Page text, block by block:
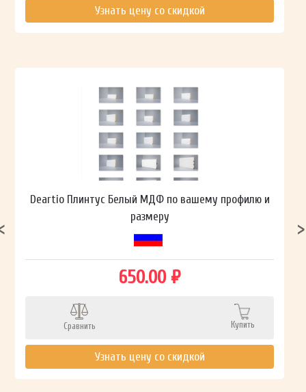
Узнать цену со скидкой
Deartio Плинтус Белый МДФ по вашему профилю и
размеру
650.00 ₽
Сравнить Купить
Узнать цену со скидкой